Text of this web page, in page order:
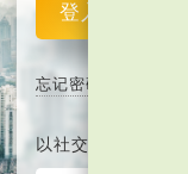
登入
忘记密码
以社交媒体平台注